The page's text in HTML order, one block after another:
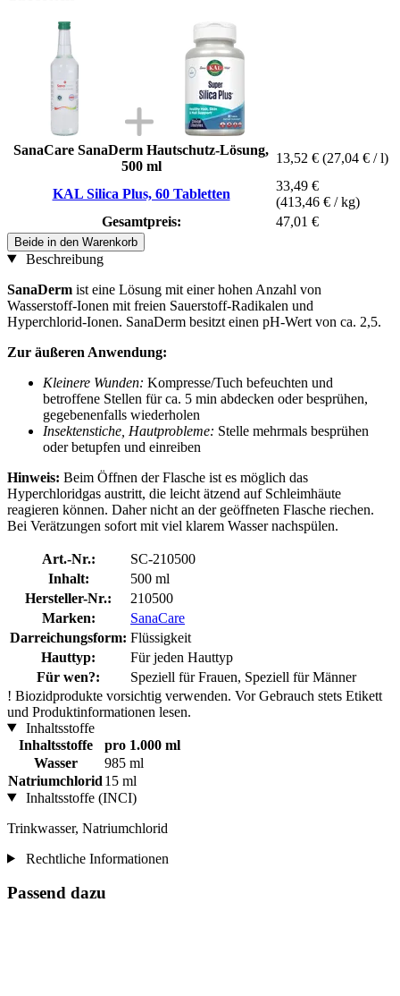
SanaCare SanaDerm Hautschutz-Lösung,
500 ml
13,52 € (27,04 € / l)
KAL Silica Plus, 60 Tabletten
33,49 €
(413,46 € / kg)
Gesamtpreis:
47,01 €
Beide in den Warenkorb
Beschreibung
SanaDerm ist eine Lösung mit einer hohen Anzahl von
Wasserstoff-Ionen mit freien Sauerstoff-Radikalen und
Hyperchlorid-Ionen. SanaDerm besitzt einen pH-Wert von ca. 2,5.
Zur äußeren Anwendung:
Kleinere Wunden: Kompresse/Tuch befeuchten und
betroffene Stellen für ca. 5 min abdecken oder besprühen,
gegebenenfalls wiederholen
Insektenstiche, Hautprobleme: Stelle mehrmals besprühen
oder betupfen und einreiben
Hinweis: Beim Öffnen der Flasche ist es möglich das
Hyperchloridgas austritt, die leicht ätzend auf Schleimhäute
reagieren können. Daher nicht an der geöffneten Flasche riechen.
Bei Verätzungen sofort mit viel klarem Wasser nachspülen.
Art.-Nr.:
SC-210500
Inhalt:
500 ml
Hersteller-Nr.:
210500
Marken:
SanaCare
Darreichungsform: Flüssigkeit
Hauttyp:
Für jeden Hauttyp
Für wen?:
Speziell für Frauen, Speziell für Männer
! Biozidprodukte vorsichtig verwenden. Vor Gebrauch stets Etikett
und Produktinformationen lesen.
Inhaltsstoffe
Inhaltsstoffe
pro 1.000 ml
Wasser
985 ml
Natriumchlorid 15 ml
Inhaltsstoffe (INCI)
Trinkwasser, Natriumchlorid
Rechtliche Informationen
Passend dazu